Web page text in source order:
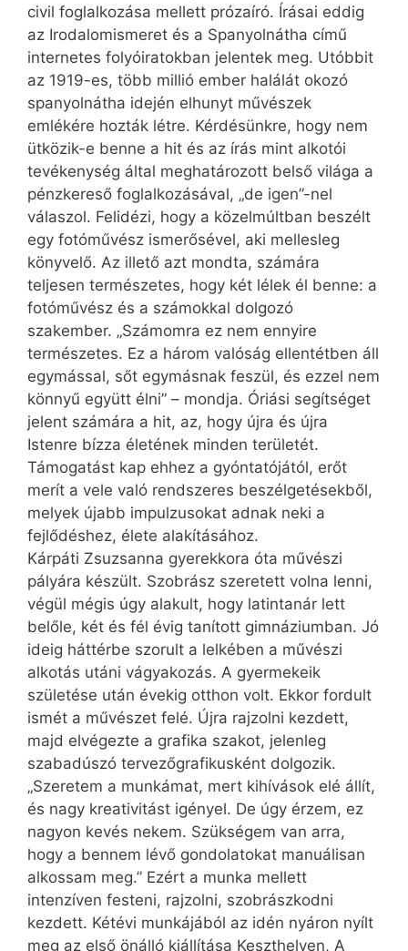
civil foglalkozása mellett prózaíró. Írásai eddig
az Irodalomismeret és a Spanyolnátha című
internetes folyóiratokban jelentek meg. Utóbbit
az 1919-es, több millió ember halálát okozó
spanyolnátha idején elhunyt művészek
emlékére hozták létre. Kérdésünkre, hogy nem
ütközik-e benne a hit és az írás mint alkotói
tevékenység által meghatározott belső világa a
pénzkereső foglalkozásával, „de igen”-nel
válaszol. Felidézi, hogy a közelmúltban beszélt
egy fotóművész ismerősével, aki mellesleg
könyvelő. Az illető azt mondta, számára
teljesen természetes, hogy két lélek él benne: a
fotóművész és a számokkal dolgozó
szakember. „Számomra ez nem ennyire
természetes. Ez a három valóság ellentétben áll
egymással, sőt egymásnak feszül, és ezzel nem
könnyű együtt élni” – mondja. Óriási segítséget
jelent számára a hit, az, hogy újra és újra
Istenre bízza életének minden területét.
Támogatást kap ehhez a gyóntatójától, erőt
merít a vele való rendszeres beszélgetésekből,
melyek újabb impulzusokat adnak neki a
fejlődéshez, élete alakításához.
Kárpáti Zsuzsanna gyerekkora óta művészi
pályára készült. Szobrász szeretett volna lenni,
végül mégis úgy alakult, hogy latintanár lett
belőle, két és fél évig tanított gimnáziumban. Jó
ideig háttérbe szorult a lelkében a művészi
alkotás utáni vágyakozás. A gyermekeik
születése után évekig otthon volt. Ekkor fordult
ismét a művészet felé. Újra rajzolni kezdett,
majd elvégezte a grafika szakot, jelenleg
szabadúszó tervezőgrafikusként dolgozik.
„Szeretem a munkámat, mert kihívások elé állít,
és nagy kreativitást igényel. De úgy érzem, ez
nagyon kevés nekem. Szükségem van arra,
hogy a bennem lévő gondolatokat manuálisan
alkossam meg.” Ezért a munka mellett
intenzíven festeni, rajzolni, szobrászkodni
kezdett. Kétévi munkájából az idén nyáron nyílt
meg az első önálló kiállítása Keszthelyen, A